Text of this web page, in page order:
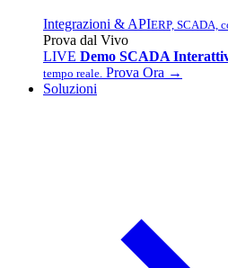
Integrazioni & APIERP, SCADA,
Prova dal Vivo
LIVE Demo SCADA
tempo reale. Prova Ora →
Soluzioni